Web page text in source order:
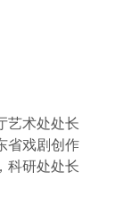
艺术处处长
省戏剧创作
科研处处长